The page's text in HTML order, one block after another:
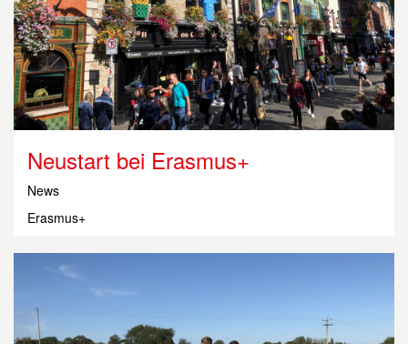
Neustart bei Erasmus+
News
Erasmus+